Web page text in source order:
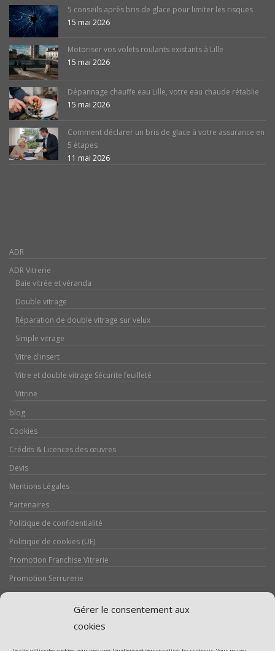
Gérer le consentement aux
cookies
5 conseils après bris de glace pour limiter les risques
15 mai 2026
Motoriser vos volets roulants existants à Lille
15 mai 2026
Dépannage chauffe eau Lille, votre eau chaude rétablie
15 mai 2026
Comment déclarer un bris de glace à votre assurance en
5 étapes
11 mai 2026
ADR
ADR Vitrerie
Baie vitrée et véranda
Double vitrage
Réparation de double vitrage sur velux
Simple vitrage
Vitre d'insert
Vitre et double vitrage Sécurite feuilleté
Vitrine
blog
Cookies
Crédits & Licences des œuvres
Devis
Mentions Légales
Partenaires
Politique de confidentialité
Politique de cookies (UE)
Promotion Franchise Vitrerie
Promotion Serrurerie